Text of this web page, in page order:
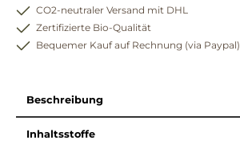
CO2-neutraler Versand mit DHL
Zertifizierte Bio-Qualität
Bequemer Kauf auf Rechnung (via Paypal)
Beschreibung
Inhaltsstoffe